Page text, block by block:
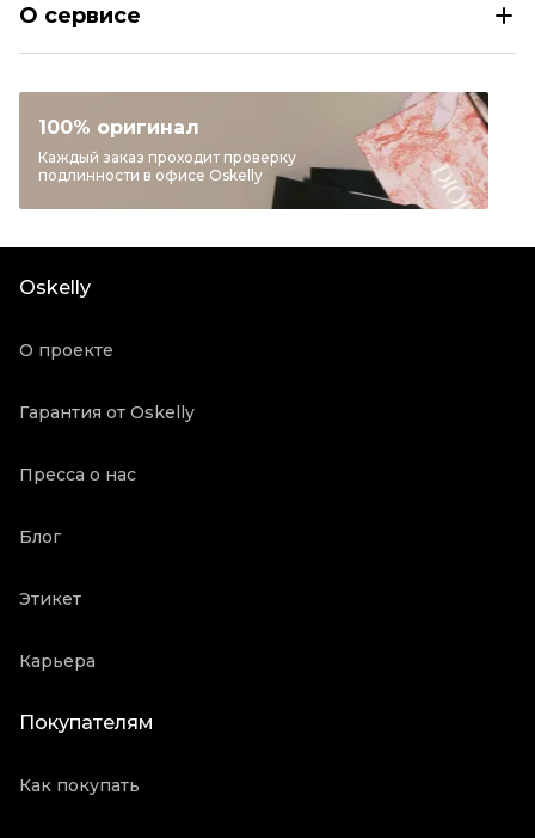
Бренд
DOLCE&GABBANA
Материал сумок
Деним
Цвет
Синий
Продавец
О сервисе
100% оригинал
Каждый заказ проходит проверку
подлинности в офисе Oskelly
Oskelly
О проекте
Гарантия от Oskelly
Пресса о нас
Блог
Этикет
Карьера
Покупателям
Как покупать